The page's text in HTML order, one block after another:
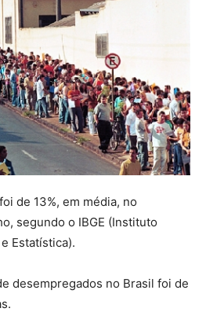
de 13%, em média, no
segundo o IBGE (Instituto
Estatística).
desempregados no Brasil foi de